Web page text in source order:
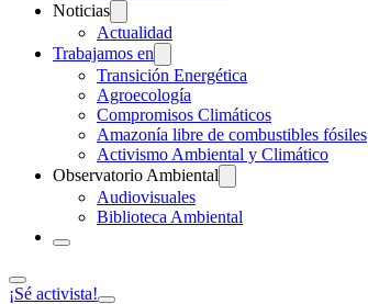
Noticias
Actualidad
Trabajamos en
Transición Energética
Agroecología
Compromisos Climáticos
Amazonía libre de combustibles fósiles
Activismo Ambiental y Climático
Observatorio Ambiental
Audiovisuales
Biblioteca Ambiental
¡Sé activista!